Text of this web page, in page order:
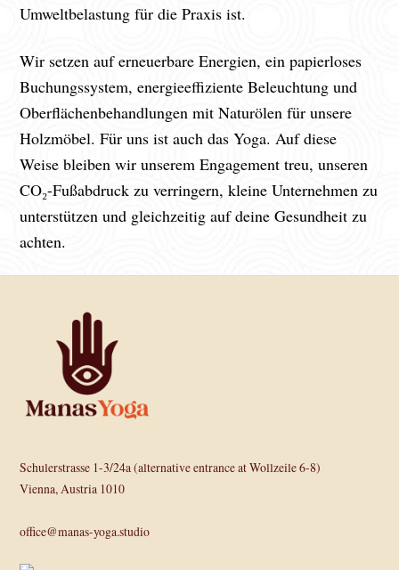
Umweltbelastung für die Praxis ist.
Wir setzen auf erneuerbare Energien, ein papierloses
Buchungssystem, energieeffiziente Beleuchtung und
Oberflächenbehandlungen mit Naturölen für unsere
Holzmöbel. Für uns ist auch das Yoga. Auf diese
Weise bleiben wir unserem Engagement treu, unseren
CO₂-Fußabdruck zu verringern, kleine Unternehmen zu
unterstützen und gleichzeitig auf deine Gesundheit zu
achten.
Schulerstrasse 1-3/24a (alternative entrance at Wollzeile 6-8)
Vienna, Austria 1010
office@manas-yoga.studio